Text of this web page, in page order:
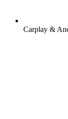
Carplay &